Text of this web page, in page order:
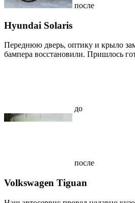
после
Hyundai Solaris
Переднюю дверь, оптику и крыло
бампера восстановили. Пришлось
до
после
Volkswagen Tiguan